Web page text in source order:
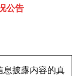
公告
息披露内容的真